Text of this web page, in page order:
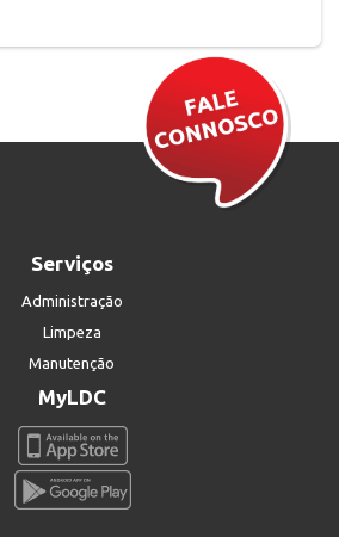
Serviços
Administração
Limpeza
Manutenção
MyLDC